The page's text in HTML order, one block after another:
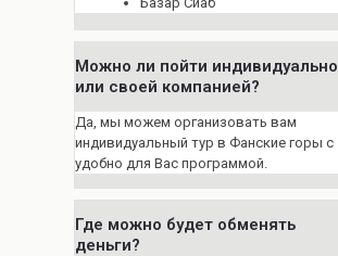
Можно ли пойти индивидуально
или своей компанией?
Да, мы можем организовать вам
индивидуальный тур в Фанские горы с
удобно для Вас программой.
Где можно будет обменять
деньги?